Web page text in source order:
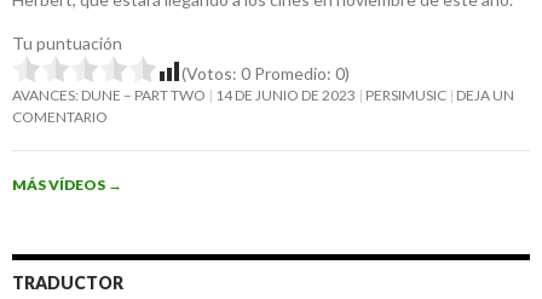
Tu puntuación
(Votos: 0 Promedio: 0)
AVANCES: DUNE – PART TWO 14 DE JUNIO DE 2023 PERSIMUSIC DEJA UN
COMENTARIO
MÁS VÍDEOS →
TRADUCTOR